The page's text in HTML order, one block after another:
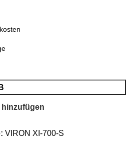
hinzufügen
VIRON XI-700-S